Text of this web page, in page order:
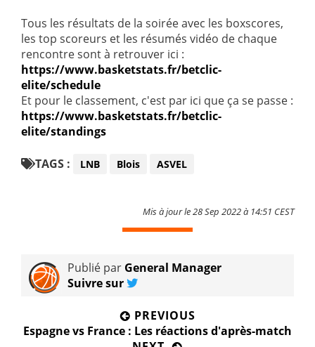
Tous les résultats de la soirée avec les boxscores,
les top scoreurs et les résumés vidéo de chaque
rencontre sont à retrouver ici :
https://www.basketstats.fr/betclic-
elite/schedule
Et pour le classement, c'est par ici que ça se passe :
https://www.basketstats.fr/betclic-
elite/standings
TAGS : LNB Blois ASVEL
Mis à jour le 28 Sep 2022 à 14:51 CEST
Publié par General Manager
Suivre sur
P
PREVIOUS
P
Espagne vs France : Les réactions d'après-match